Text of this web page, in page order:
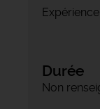
Durée
Non